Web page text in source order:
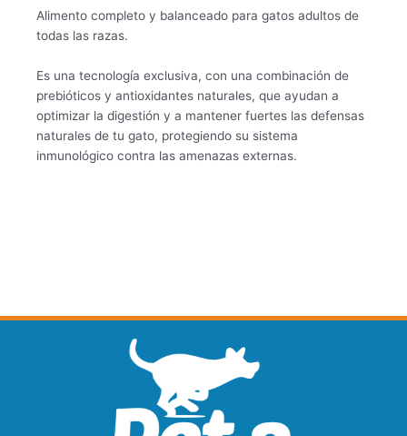
Alimento completo y balanceado para gatos adultos de
todas las razas.
Es una tecnología exclusiva, con una combinación de
prebióticos y antioxidantes naturales, que ayudan a
optimizar la digestión y a mantener fuertes las defensas
naturales de tu gato, protegiendo su sistema
inmunológico contra las amenazas externas.